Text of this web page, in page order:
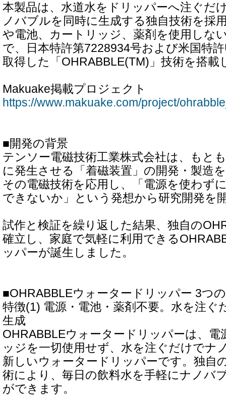
本製品は、水道水をドリッパーへ注ぐだ
ノバブルを同時に生成する独自技術を採
や電池、カートリッジ、薬剤を使用しな
で、日本特許第7228934号および米国特
取得した「OHRABBLE(TM)」技術を搭載
Makuake掲載プロジェクト
https://www.makuake.com/project/
■開発の背景
テンソー電磁技術工業株式会社は、もと
に発生させる「着磁装置」の開発・製造
その電磁技術を応用し、「電源を使わず
できないか」という発想から研究開発を
試作と検証を繰り返した結果、独自の
確立し、家庭で気軽に利用できる
ッパーが誕生しました。
■OHRABBLEウォータードリッパー 3つ
特徴(1) 電源・電池・薬剤不要。水を注ぐ
生成
OHRABBLEウォータードリッパーは、電
ッジを一切使用せず、水を注ぐだけでナ
新しいウォータードリッパーです。独自
術により、毎日の飲料水を手軽にナノバ
ができます。